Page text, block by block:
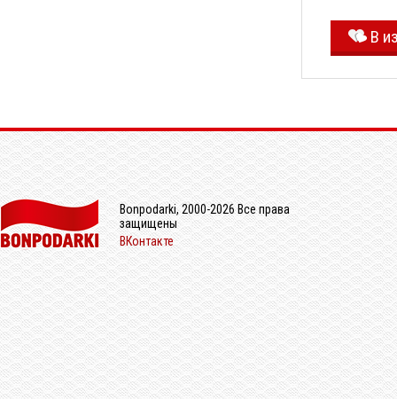
В
Bonpodarki, 2000-2026 Все права
защищены
ВКонтакте